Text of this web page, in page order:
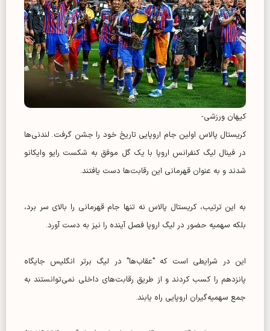
کیهان ورزشی-
کریستال پالاس اولین جام اروپایی تاریخ خود را جشن گرفت. لندنی‌ها
در فینال لیگ کنفرانس اروپا با یک گل موفق به شکست رایو وایکانو
شدند و به عنوان قهرمانی این رقابت‌ها دست یافتند.
به این ترتیب، کریستال پالاس نه تنها جام قهرمانی را بالای سر برد،
بلکه سهمیه حضور در لیگ اروپا فصل آینده را نیز به دست آورد.
این در شرایطی است که "عقاب‌ها" در لیگ برتر انگلیس جایگاه
پانزدهم را کسب کردند و از طریق رقابت‌های داخلی نمی‌توانستند به
جمع سهمیه‌گیران اروپایی راه یابند.